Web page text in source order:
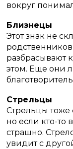
вокруг
Близнецы
Этот знак не
разбрасывают
этом. Еще они
Стрельцы
Стрельцы тоже
но если кто-то
страшно.
увидит с